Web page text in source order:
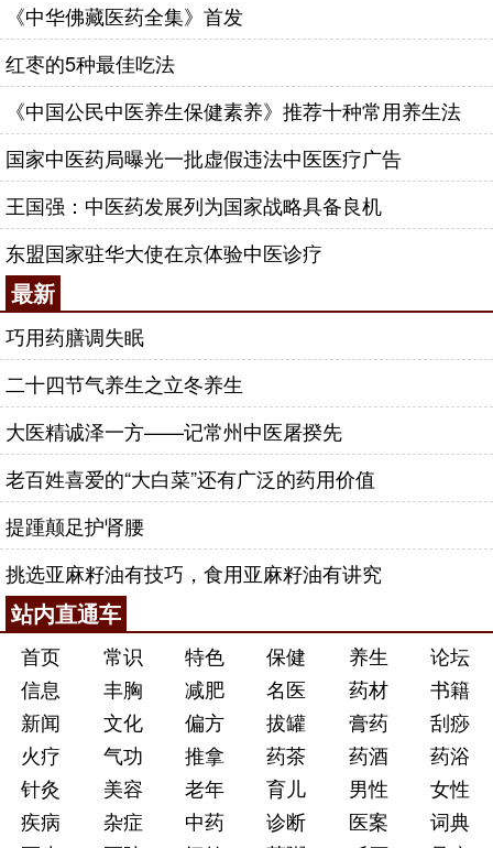
对于严重目前有什么方法不用开刀呢？
腰椎间盘突出症我们并不是一上来就需要开刀手
术的，从专业角度讲，中西医专家一致认为无论任何
类型的腰间盘突出症，都应常规首先采用正规保守治
疗观察一段时间，而且很多腰椎间盘突出症患者不需
要手术来解决。但对于长期非手术治疗如果无效，才
考虑手术方案。并且现代微创技术的发展，大多保守
难治的都可以得到很好的治疗而不需要开大刀解决。
针刀方法治疗腰椎间盘突出症。
针刀比针灸
围，压迫的韧带，做一些剥离。这个操作不是开刀，
相对来说比较安全。直播中，专家讲解了多节段突
出、膨出且有下肢症状的患者临床案例。
久坐人群该怎么护腰？
坐着工作的上班族，坐着的时候尽量坐直，椅子
选择有弧度的椅子，如果没有要垫一个小抱枕。
腰椎间盘突出可以做瑜伽吗？
瑜伽是非常好的运动，但专家认为它适用于正常
的健康人群，若网友本身身体可能有问题，还是建议
先做一些简单的动作，循序渐进的练习。
哪种治疗方式更适合你？
专家建议：“90%以上的患者首先应选择保守治
疗；另一小部分患者由于症状经常反复，比较严重，
可以采取手术的治疗，但需要专业医生的鉴别。”
《中华佛藏医药全集》首发
红枣的5种最佳吃法
《中国公民中医养生保健素养》推荐十种常用养生法
国家中医药局曝光一批虚假违法中医医疗广告
王国强：中医药发展列为国家战略具备良机
东盟国家驻华大使在京体验中医诊疗
最新
巧用药膳调失眠
二十四节气养生之立冬养生
大医精诚泽一方——记常州中医屠揆先
老百姓喜爱的“大白菜”还有广泛的药用价值
提踵颠足护肾腰
挑选亚麻籽油有技巧，食用亚麻籽油有讲究
站内直通车
首页 常识 特色 保健 养生
论坛
信息
丰胸 减肥 名医 药材
书籍
新闻
文化 偏方 拔罐 膏药
刮痧
火疗
气功 推拿 药茶 药酒
药浴
针灸
美容 老年 育儿 男性
女性
疾病
杂症 中药 诊断 医案
词典